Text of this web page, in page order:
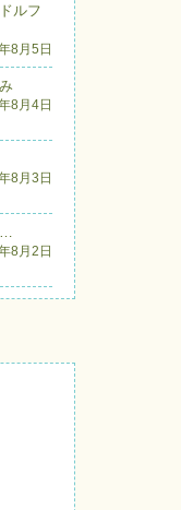
ルフ
8月5日
8月4日
8月3日
8月2日